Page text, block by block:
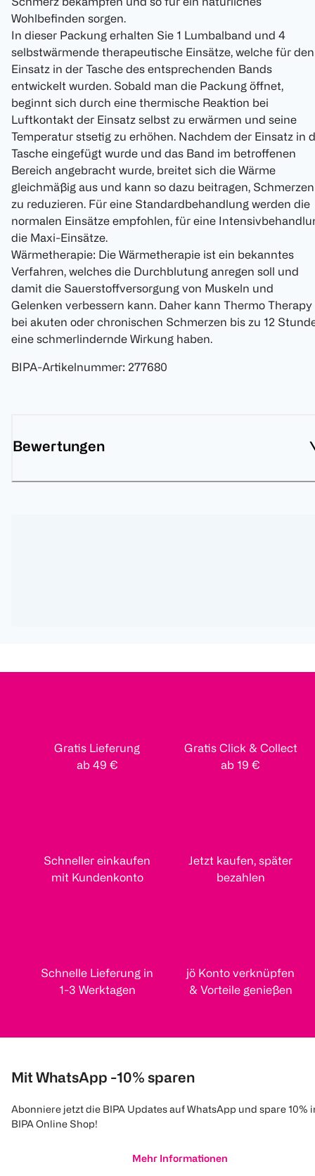
Wohlbefinden sorgen.
In dieser Packung erhalten Sie 1 Lumbalband und 4
selbstwärmende therapeutische Einsätze, welche für den
Einsatz in der Tasche des entsprechenden Bands
entwickelt wurden. Sobald man die Packung öffnet,
beginnt sich durch eine thermische Reaktion bei
Luftkontakt der Einsatz selbst zu erwärmen und seine
Temperatur stsetig zu erhöhen. Nachdem der Einsatz in
Tasche eingefügt wurde und das Band im betroffenen
Bereich angebracht wurde, breitet sich die Wärme
gleichmäßig aus und kann so dazu beitragen, Schmerzen
zu reduzieren. Für eine Standardbehandlung werden die
normalen Einsätze empfohlen, für eine
die Maxi-Einsätze.
Wärmetherapie: Die Wärmetherapie ist ein bekanntes
Verfahren, welches die Durchblutung anregen soll und
damit die Sauerstoffversorgung von Muskeln und
Gelenken verbessern kann. Daher kann Thermo Therapy
bei akuten oder chronischen Schmerzen bis zu 12
eine schmerlindernde Wirkung haben.
BIPA-Artikelnummer: 277680
Bewertungen
Gratis Lieferung
ab 49 €
Gratis Click & Collect
ab 19 €
Schneller einkaufen
mit Kundenkonto
Jetzt kaufen, später
bezahlen
Schnelle Lieferung in
1-3 Werktagen
jö Konto verknüpfen
& Vorteile genießen
Mit WhatsApp -10% sparen
Abonniere jetzt die BIPA Updates auf WhatsApp und spare 10%
BIPA Online Shop!
Mehr Informationen